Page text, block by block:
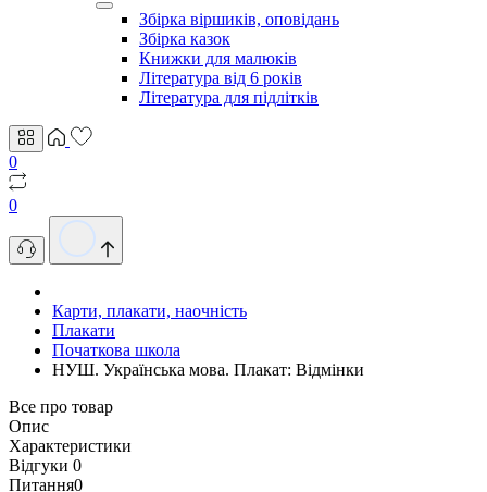
Збірка віршиків, оповідань
Збірка казок
Книжки для малюків
Література від 6 років
Література для підлітків
0
0
Карти, плакати, наочність
Плакати
Початкова школа
НУШ. Українська мова. Плакат: Відмінки
Все про товар
Опис
Характеристики
Відгуки 0
Питання0